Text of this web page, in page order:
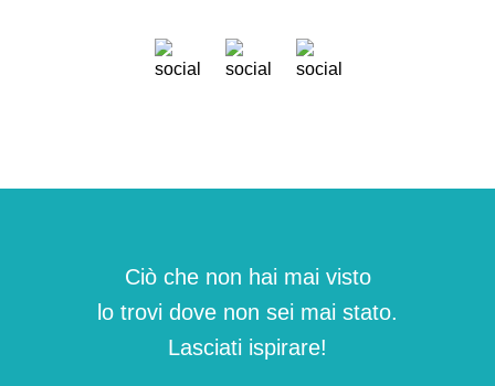
Ciò che non hai mai visto
lo trovi dove non sei mai stato.
Lasciati ispirare!